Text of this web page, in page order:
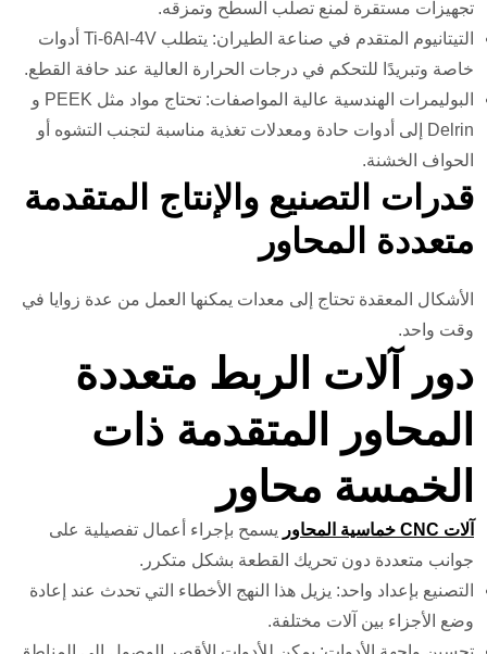
تجهيزات مستقرة لمنع تصلب السطح وتمزقه.
التيتانيوم المتقدم في صناعة الطيران: يتطلب Ti-6Al-4V أدوات
خاصة وتبريدًا للتحكم في درجات الحرارة العالية عند حافة القطع.
البوليمرات الهندسية عالية المواصفات: تحتاج مواد مثل PEEK و
Delrin إلى أدوات حادة ومعدلات تغذية مناسبة لتجنب التشوه أو
الحواف الخشنة.
قدرات التصنيع والإنتاج المتقدمة
متعددة المحاور
الأشكال المعقدة تحتاج إلى معدات يمكنها العمل من عدة زوايا في
وقت واحد.
دور آلات الربط متعددة
المحاور المتقدمة ذات
الخمسة محاور
آلات CNC خماسية المحاور
يسمح بإجراء أعمال تفصيلية على
جوانب متعددة دون تحريك القطعة بشكل متكرر.
التصنيع بإعداد واحد: يزيل هذا النهج الأخطاء التي تحدث عند إعادة
وضع الأجزاء بين آلات مختلفة.